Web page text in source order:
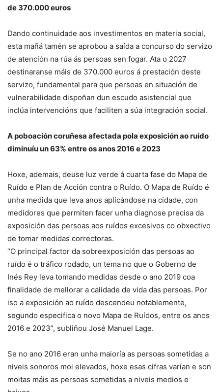
de 370.000 euros
Dando continuidade aos investimentos en materia social,
esta mañá tamén se aprobou a saída a concurso do servizo
de atención na rúa ás persoas sen fogar. Ata o 2027
destinaranse máis de 370.000 euros á prestación deste
servizo, fundamental para que persoas en situación de
vulnerabilidade dispoñan dun escudo asistencial que
inclúa intervencións que faciliten a súa integración social.
A poboación coruñesa afectada pola exposición ao ruído
diminuíu un 63% entre os anos 2016 e 2023
Hoxe, ademais, deuse luz verde á cuarta fase do Mapa de
Ruído e Plan de Acción contra o Ruído. O Mapa de Ruído é
unha medida que leva anos aplicándose na cidade, con
medidores que permiten facer unha diagnose precisa da
exposición das persoas aos ruídos excesivos co obxectivo
de tomar medidas correctoras.
“O principal factor da sobreexposición das persoas ao
ruído é o tráfico rodado, un tema no que o Goberno de
Inés Rey leva tomando medidas desde o ano 2019 coa
finalidade de mellorar a calidade de vida das persoas. Por
iso a exposición ao ruído descendeu notablemente,
segundo especifica o novo Mapa de Ruídos, entre os anos
2016 e 2023”, subliñou José Manuel Lage.
Se no ano 2016 eran unha maioría as persoas sometidas a
niveis sonoros moi elevados, hoxe esas cifras varían e son
moitas máis as persoas sometidas a niveis medios e